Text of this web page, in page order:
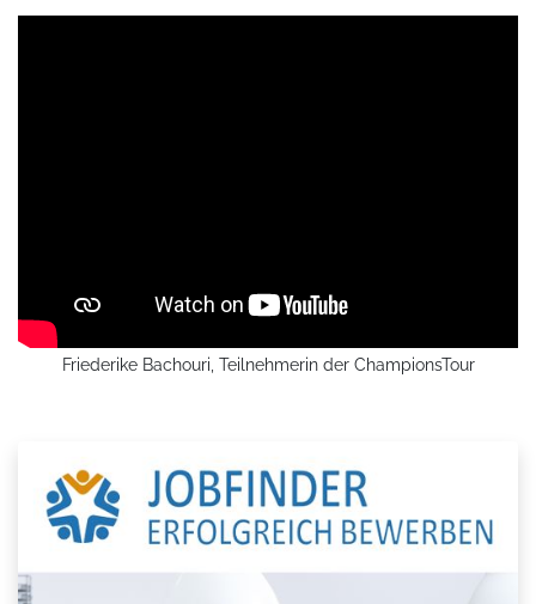
Friederike Bachouri, Teilnehmerin der ChampionsTour